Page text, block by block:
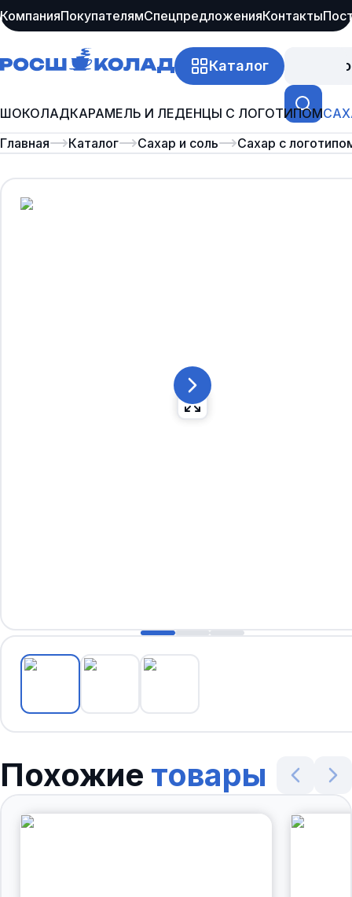
КомпанияПокупателямСпецпредложенияКонтакты
Каталог
ШОКОЛАДКАРАМЕЛЬ И ЛЕДЕНЦЫ С ЛОГОТИПОМ
Главная
Каталог Сахар и соль Сахар с
Похожие товары